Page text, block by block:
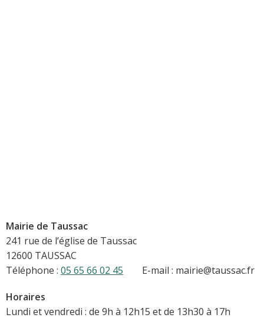
Mairie de Taussac
241 rue de l’église de Taussac
12600 TAUSSAC
Téléphone : 05 65 66 02 45 E-mail : mairie@taussac.fr
Horaires
Lundi et vendredi : de 9h à 12h15 et de 13h30 à 17h